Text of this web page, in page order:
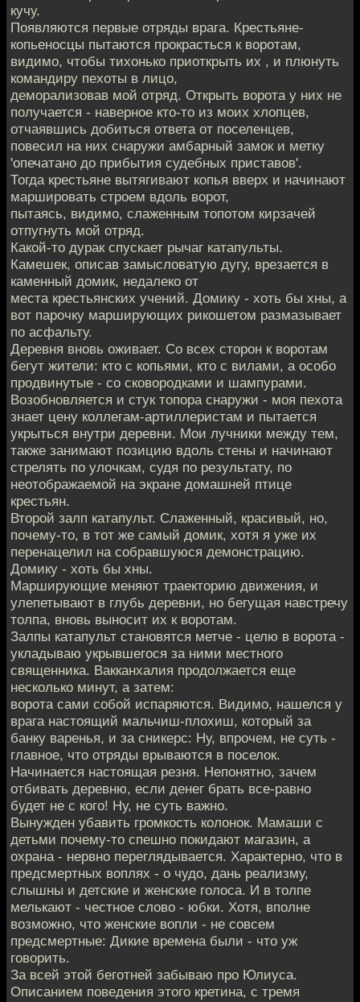
кучу.
Появляются первые отряды врага. Крестьяне-
копьеносцы пытаются прокрасться к воротам,
видимо, чтобы тихонько приоткрыть их , и плюнуть
командиру пехоты в лицо,
деморализовав мой отряд. Открыть ворота у них не
получается - наверное кто-то из моих хлопцев,
отчаявшись добиться ответа от поселенцев,
повесил на них снаружи амбарный замок и метку
'опечатано до прибытия судебных приставов'.
Тогда крестьяне вытягивают копья вверх и начинают
маршировать строем вдоль ворот,
пытаясь, видимо, слаженным топотом кирзачей
отпугнуть мой отряд.
Какой-то дурак спускает рычаг катапульты.
Камешек, описав замысловатую дугу, врезается в
каменный домик, недалеко от
места крестьянских учений. Домику - хоть бы хны, а
вот парочку марширующих рикошетом размазывает
по асфальту.
Деревня вновь оживает. Со всех сторон к воротам
бегут жители: кто с копьями, кто с вилами, а особо
продвинутые - со сковородками и шампурами.
Возобновляется и стук топора снаружи - моя пехота
знает цену коллегам-артиллеристам и пытается
укрыться внутри деревни. Мои лучники между тем,
также занимают позицию вдоль стены и начинают
стрелять по улочкам, судя по результату, по
неотображаемой на экране домашней птице
крестьян.
Второй залп катапульт. Слаженный, красивый, но,
почему-то, в тот же самый домик, хотя я уже их
перенацелил на собравшуюся демонстрацию.
Домику - хоть бы хны.
Марширующие меняют траекторию движения, и
улепетывают в глубь деревни, но бегущая навстречу
толпа, вновь выносит их к воротам.
Залпы катапульт становятся метче - целю в ворота -
укладываю укрывшегося за ними местного
священника. Вакканхалия продолжается еще
несколько минут, а затем:
ворота сами собой испаряются. Видимо, нашелся у
врага настоящий мальчиш-плохиш, который за
банку варенья, и за сникерс: Ну, впрочем, не суть -
главное, что отряды врываются в поселок.
Начинается настоящая резня. Непонятно, зачем
отбивать деревню, если денег брать все-равно
будет не с кого! Ну, не суть важно.
Вынужден убавить громкость колонок. Мамаши с
детьми почему-то спешно покидают магазин, а
охрана - нервно переглядывается. Характерно, что в
предсмертных воплях - о чудо, дань реализму,
слышны и детские и женские голоса. И в толпе
мелькают - честное слово - юбки. Хотя, вполне
возможно, что женские вопли - не совсем
предсмертные: Дикие времена были - что уж
говорить.
За всей этой беготней забываю про Юлиуса.
Описанием поведения этого кретина, с тремя